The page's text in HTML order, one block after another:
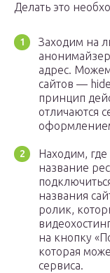
Делать это
Заходим на
адрес.
сайтов —
принцип
отличаются
Находим,
название
названия
ролик,
на кнопку
которая
сервиса.